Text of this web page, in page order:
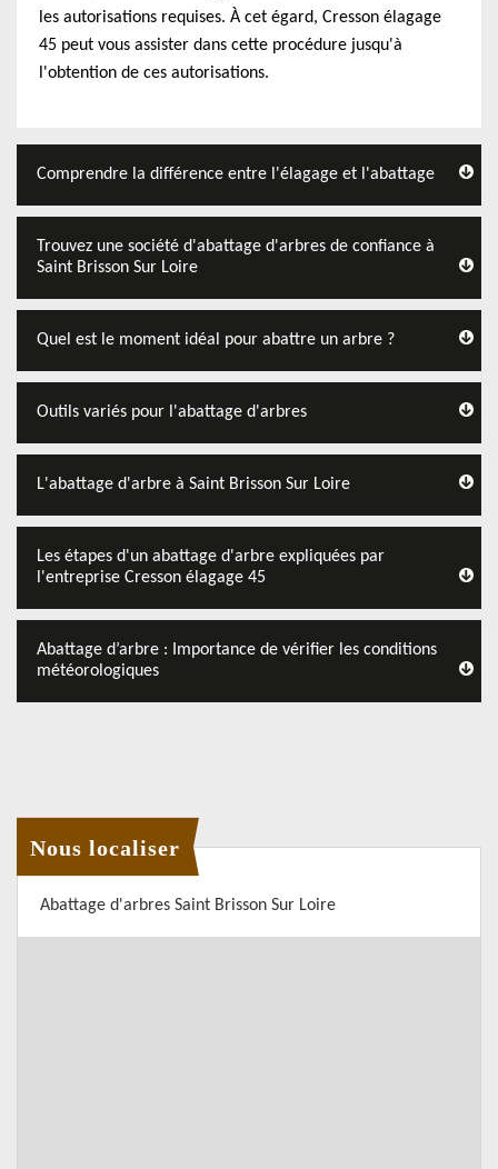
les autorisations requises. À cet égard, Cresson élagage
45 peut vous assister dans cette procédure jusqu'à
l'obtention de ces autorisations.
Comprendre la différence entre l'élagage et l'abattage
Trouvez une société d'abattage d'arbres de confiance à
Saint Brisson Sur Loire
Quel est le moment idéal pour abattre un arbre ?
Outils variés pour l'abattage d'arbres
L'abattage d'arbre à Saint Brisson Sur Loire
Les étapes d'un abattage d'arbre expliquées par
l'entreprise Cresson élagage 45
Abattage d’arbre : Importance de vérifier les conditions
météorologiques
Nous localiser
Abattage d'arbres Saint Brisson Sur Loire